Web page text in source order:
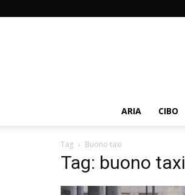
ARIA CIBO
Tag Buono taxi
Tag: buono taxi